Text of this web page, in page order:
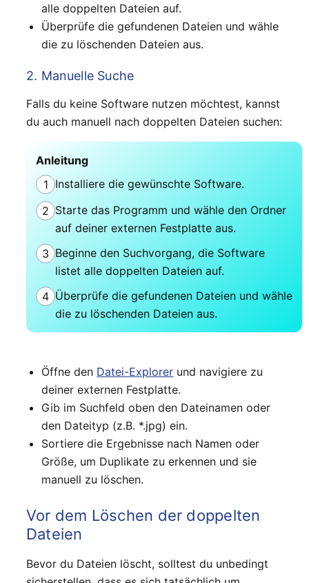
alle doppelten Dateien auf.
Überprüfe die gefundenen Dateien und wähle
die zu löschenden Dateien aus.
2. Manuelle Suche
Falls du keine Software nutzen möchtest, kannst
du auch manuell nach doppelten Dateien suchen:
Anleitung
1 Installiere die gewünschte Software.
2 Starte das Programm und wähle den Ordner
auf deiner externen Festplatte aus.
3 Beginne den Suchvorgang, die Software
listet alle doppelten Dateien auf.
4 Überprüfe die gefundenen Dateien und wähle
die zu löschenden Dateien aus.
Öffne den Datei-Explorer und navigiere zu
deiner externen Festplatte.
Gib im Suchfeld oben den Dateinamen oder
den Dateityp (z.B. *.jpg) ein.
Sortiere die Ergebnisse nach Namen oder
Größe, um Duplikate zu erkennen und sie
manuell zu löschen.
Vor dem Löschen der doppelten
Dateien
Bevor du Dateien löscht, solltest du unbedingt